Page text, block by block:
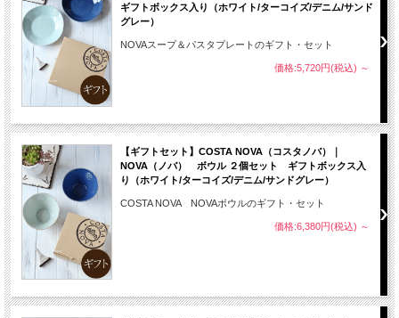
ギフトボックス入り（ホワイト/ターコイズ/デニム/サンド
グレー）
NOVAスープ＆パスタプレートのギフト・セット
価格:5,720円(税込) ～
【ギフトセット】COSTA NOVA（コスタノバ）｜
NOVA（ノバ） ボウル ２個セット ギフトボックス入
り（ホワイト/ターコイズ/デニム/サンドグレー）
COSTA NOVA NOVAボウルのギフト・セット
価格:6,380円(税込) ～